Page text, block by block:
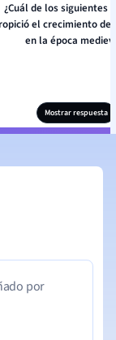
¿Cuál de los siguientes
el crecimiento de
en la época
Mostrar respuesta
por